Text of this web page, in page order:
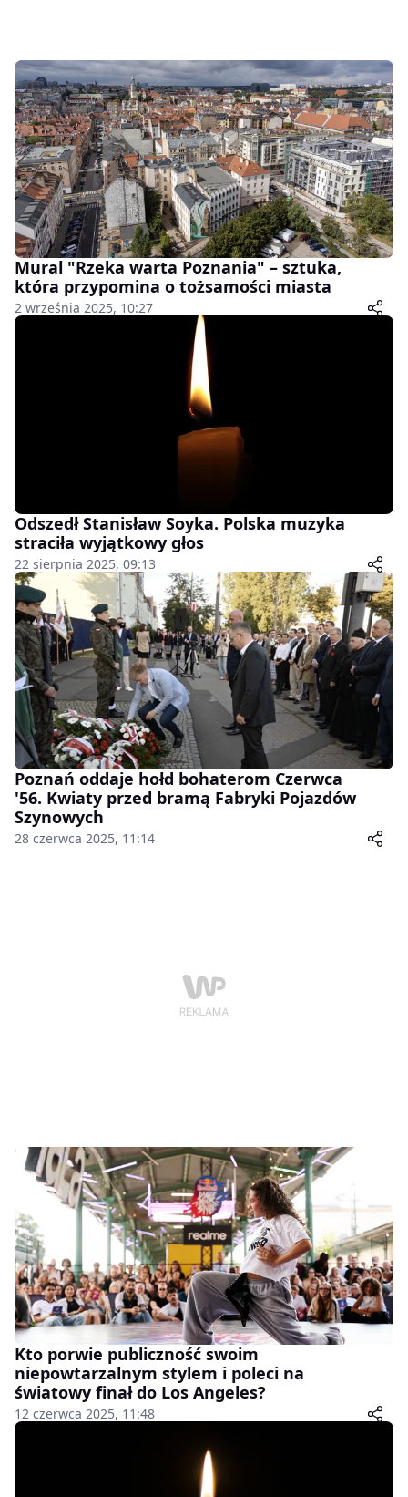
Mural "Rzeka warta Poznania" – sztuka,
która przypomina o tożsamości miasta
2 września 2025, 10:27
Odszedł Stanisław Soyka. Polska muzyka
straciła wyjątkowy głos
22 sierpnia 2025, 09:13
Poznań oddaje hołd bohaterom Czerwca
'56. Kwiaty przed bramą Fabryki Pojazdów
Szynowych
28 czerwca 2025, 11:14
Kto porwie publiczność swoim
niepowtarzalnym stylem i poleci na
światowy finał do Los Angeles?
12 czerwca 2025, 11:48